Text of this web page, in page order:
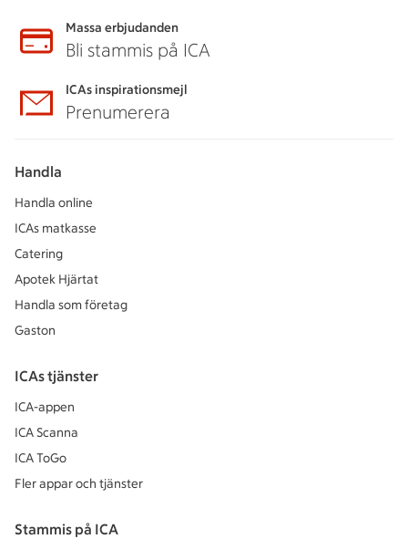
Massa erbjudanden
Bli stammis på ICA
ICAs inspirationsmejl
Prenumerera
Handla
Handla online
ICAs matkasse
Catering
Apotek Hjärtat
Handla som företag
Gaston
ICAs tjänster
ICA-appen
ICA Scanna
ICA ToGo
Fler appar och tjänster
Stammis på ICA